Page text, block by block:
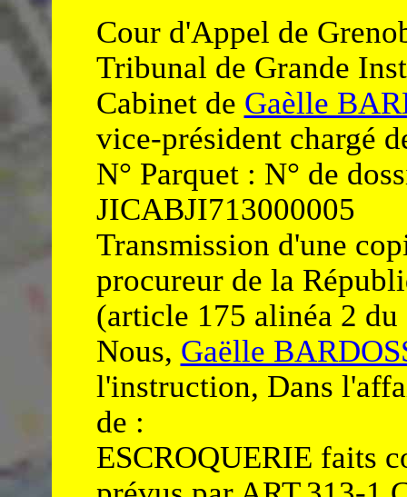
Cour d'Appel de
Tribunal de Grande
Cabinet de Gaèlle
vice-président chargé
N° Parquet : N° de
JICABJI713000005
Transmission d'une
procureur de la
(article 175 alinéa 2 du
Nous, Gaëlle
l'instruction, Dans
de :
ESCROQUERIE faits